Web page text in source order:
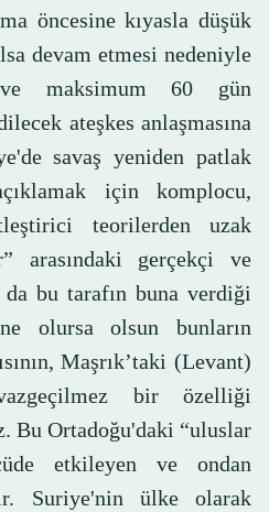
öncesine kıyasla düşük
devam etmesi nedeniyle
ve maksimum 60 gün
ateşkes anlaşmasına
savaş yeniden patlak
için komplocu,
teorilerden uzak
arasındaki gerçekçi ve
bu tarafın buna verdiği
olursa olsun bunların
Maşrık’taki (Levant)
bir özelliği
Bu Ortadoğu'daki “uluslar
etkileyen ve ondan
Suriye'nin ülke olarak